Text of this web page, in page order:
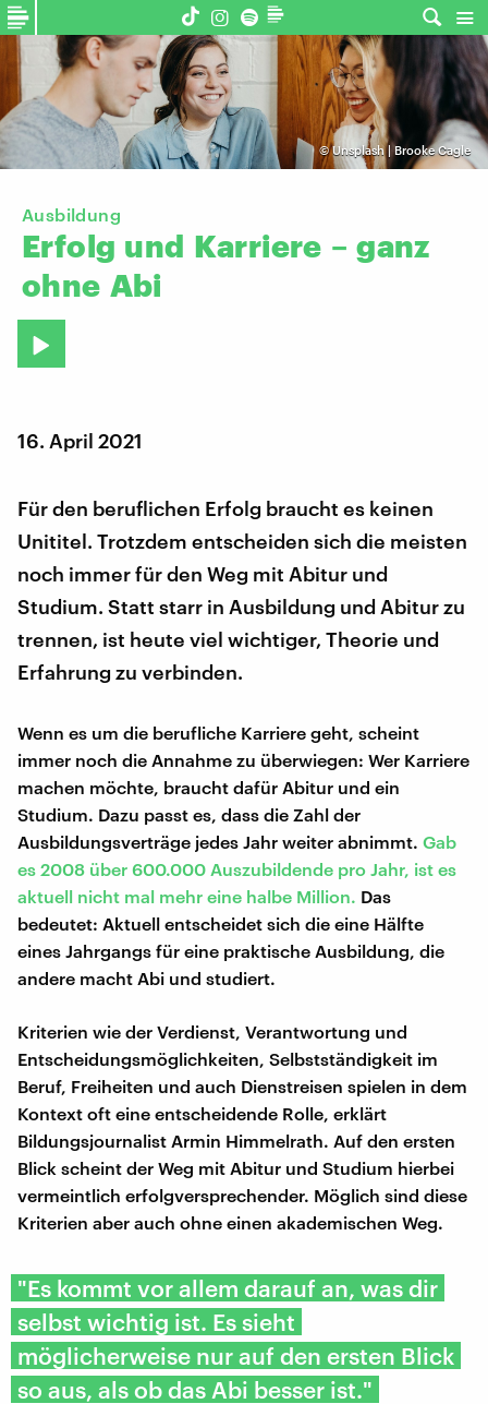
©Unsplash | Brooke Cagle
Ausbildung
Erfolg und Karriere – ganz
ohne Abi
16. April 2021
Für den beruflichen Erfolg braucht es keinen
Unititel. Trotzdem entscheiden sich die meisten
noch immer für den Weg mit Abitur und
Studium. Statt starr in Ausbildung und Abitur zu
trennen, ist heute viel wichtiger, Theorie und
Erfahrung zu verbinden.
Wenn es um die berufliche Karriere geht, scheint
immer noch die Annahme zu überwiegen: Wer Karriere
machen möchte, braucht dafür Abitur und ein
Studium. Dazu passt es, dass die Zahl der
Ausbildungsverträge jedes Jahr weiter abnimmt. Gab
es 2008 über 600.000 Auszubildende pro Jahr, ist es
aktuell nicht mal mehr eine halbe Million. Das
bedeutet: Aktuell entscheidet sich die eine Hälfte
eines Jahrgangs für eine praktische Ausbildung, die
andere macht Abi und studiert.
Kriterien wie der Verdienst, Verantwortung und
Entscheidungsmöglichkeiten, Selbstständigkeit im
Beruf, Freiheiten und auch Dienstreisen spielen in dem
Kontext oft eine entscheidende Rolle, erklärt
Bildungsjournalist Armin Himmelrath. Auf den ersten
Blick scheint der Weg mit Abitur und Studium hierbei
vermeintlich erfolgversprechender. Möglich sind diese
Kriterien aber auch ohne einen akademischen Weg.
"Es kommt vor allem darauf an, was dir
selbst wichtig ist. Es sieht
möglicherweise nur auf den ersten Blick
so aus, als ob das Abi besser ist."